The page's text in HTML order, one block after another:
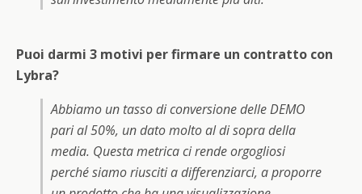
Puoi darmi 3 motivi per firmare un contratto con
Lybra?
Abbiamo un tasso di conversione delle DEMO
pari al 50%, un dato molto al di sopra della
media. Questa metrica ci rende orgogliosi
perché siamo riusciti a differenziarci, a proporre